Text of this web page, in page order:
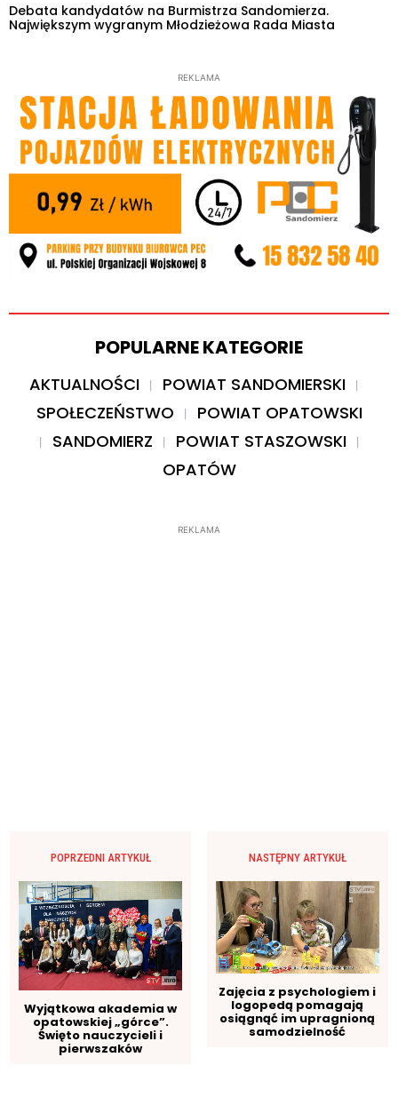
Debata kandydatów na Burmistrza Sandomierza.
Największym wygranym Młodzieżowa Rada Miasta
REKLAMA
POPULARNE KATEGORIE
AKTUALNOŚCI
POWIAT SANDOMIERSKI
SPOŁECZEŃSTWO
POWIAT OPATOWSKI
SANDOMIERZ
POWIAT STASZOWSKI
OPATÓW
REKLAMA
POPRZEDNI ARTYKUŁ
Wyjątkowa akademia w
opatowskiej „górce”.
Święto nauczycieli i
pierwszaków
NASTĘPNY ARTYKUŁ
Zajęcia z psychologiem i
logopedą pomagają
osiągnąć im upragnioną
samodzielność